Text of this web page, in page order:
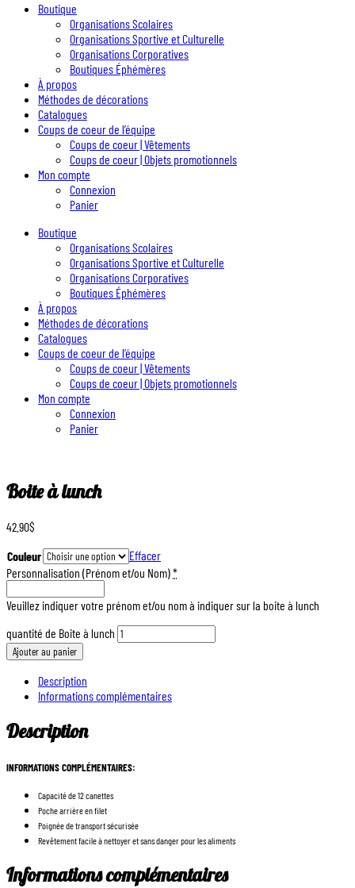
Boutique
Organisations Scolaires
Organisations Sportive et Culturelle
Organisations Corporatives
Boutiques Éphémères
À propos
Méthodes de décorations
Catalogues
Coups de coeur de l’équipe
Coups de coeur | Vêtements
Coups de coeur | Objets promotionnels
Mon compte
Connexion
Panier
Boutique
Organisations Scolaires
Organisations Sportive et Culturelle
Organisations Corporatives
Boutiques Éphémères
À propos
Méthodes de décorations
Catalogues
Coups de coeur de l’équipe
Coups de coeur | Vêtements
Coups de coeur | Objets promotionnels
Mon compte
Connexion
Panier
Boite à lunch
42.90$
Couleur
Effacer
Personnalisation (Prénom et/ou Nom)*
Veuillez indiquer votre prénom et/ou nom à indiquer sur la boite à lunch
quantité de Boite à lunch
Ajouter au panier
Description
Informations complémentaires
Description
INFORMATIONS COMPLÉMENTAIRES:
Capacité de 12 canettes
Poche arrière en filet
Poignée de transport sécurisée
Revêtement facile à nettoyer et sans danger pour les aliments
Informations complémentaires